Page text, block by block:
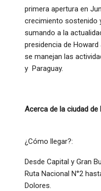
primera apertura en
crecimiento sostenido
sumando a la
presidencia de
se manejan las
y Paraguay.
Acerca de la
¿Cómo llegar?:
Desde Capital y Gran
Ruta Nacional N°2
Dolores.